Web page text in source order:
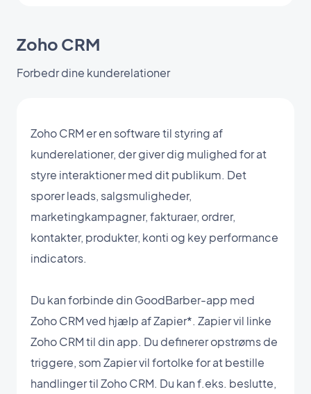
Zoho CRM
Forbedr dine kunderelationer
Zoho CRM er en software til styring af
kunderelationer, der giver dig mulighed for at
styre interaktioner med dit publikum. Det
sporer leads, salgsmuligheder,
marketingkampagner, fakturaer, ordrer,
kontakter, produkter, konti og key performance
indicators.
Du kan forbinde din GoodBarber-app med
Zoho CRM ved hjælp af Zapier*. Zapier vil linke
Zoho CRM til din app. Du definerer opstrøms de
triggere, som Zapier vil fortolke for at bestille
handlinger til Zoho CRM. Du kan f.eks. beslutte,